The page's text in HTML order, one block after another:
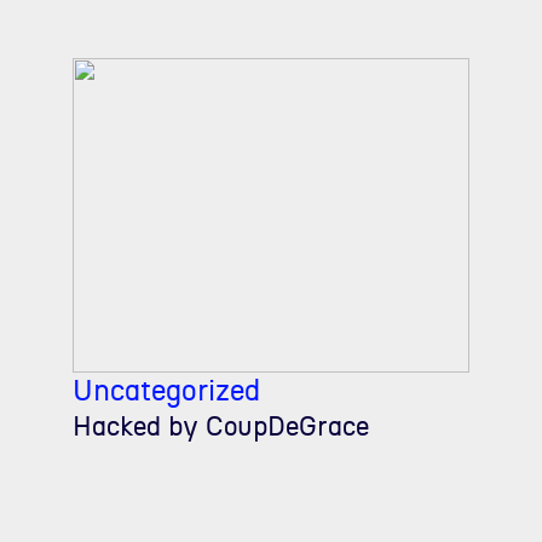
Uncategorized
Hacked by CoupDeGrace